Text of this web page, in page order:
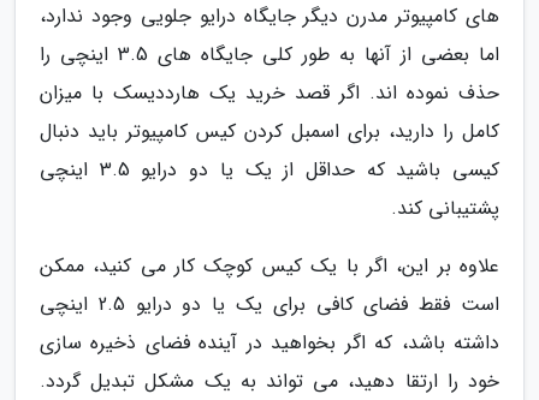
های کامپیوتر مدرن دیگر جایگاه درایو جلویی وجود ندارد،
اما بعضی از آنها به طور کلی جایگاه های 3.5 اینچی را
حذف نموده اند. اگر قصد خرید یک هارددیسک با میزان
کامل را دارید، برای اسمبل کردن کیس کامپیوتر باید دنبال
کیسی باشید که حداقل از یک یا دو درایو 3.5 اینچی
پشتیبانی کند.
علاوه بر این، اگر با یک کیس کوچک کار می کنید، ممکن
است فقط فضای کافی برای یک یا دو درایو 2.5 اینچی
داشته باشد، که اگر بخواهید در آینده فضای ذخیره سازی
خود را ارتقا دهید، می تواند به یک مشکل تبدیل گردد.